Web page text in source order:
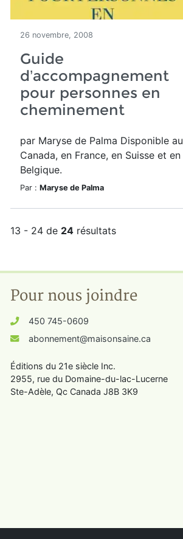
26 novembre, 2008
Guide
d’accompagnement
pour personnes en
cheminement
par Maryse de Palma Disponible au
Canada, en France, en Suisse et en
Belgique.
Par : Maryse de Palma
13 - 24 de 24 résultats
Pour nous joindre
450 745-0609
abonnement@maisonsaine.ca
Éditions du 21e siècle Inc.
2955, rue du Domaine-du-lac-Lucerne
Ste-Adèle, Qc Canada J8B 3K9